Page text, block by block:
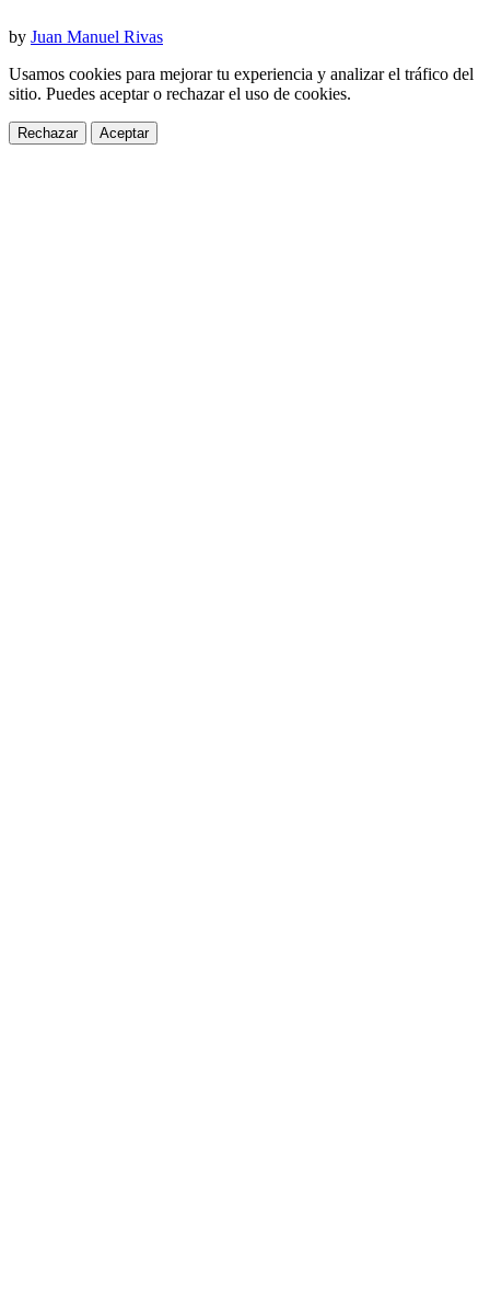
by Juan Manuel Rivas
Usamos cookies para mejorar tu experiencia y analizar el tráfico del
sitio. Puedes aceptar o rechazar el uso de cookies.
Rechazar Aceptar